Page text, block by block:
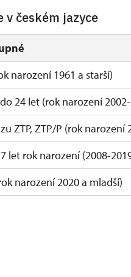
v českém jazyce
narození 1961 a starší)
24 let (rok narození
ZTP, ZTP/P (rok narození
let rok narození (2008-
narození 2020 a mladší)
průkazu ZTP/P (1